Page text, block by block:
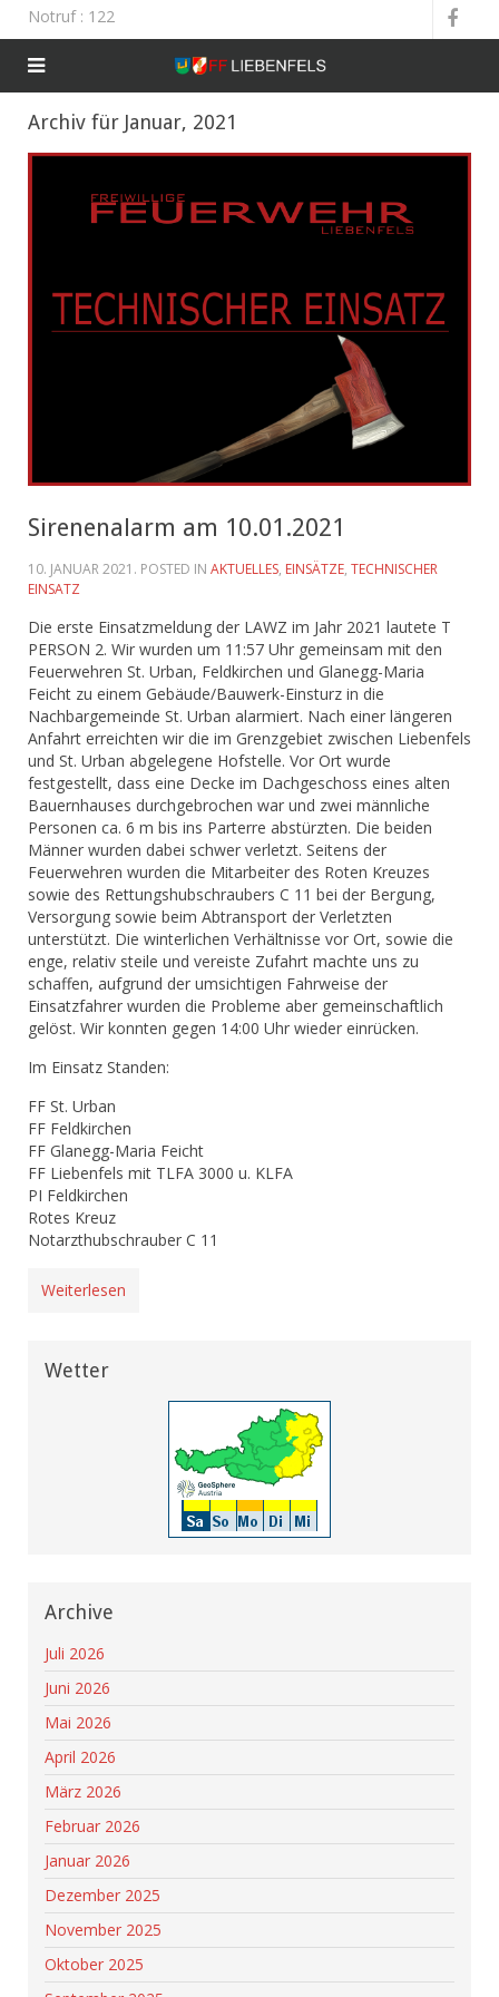
Notruf: 122
Archiv für Januar, 2021
Sirenenalarm am 10.01.2021
10. JANUAR 2021 . POSTED IN AKTUELLES, EINSÄTZE, TECHNISCHER
EINSATZ
Die erste Einsatzmeldung der LAWZ im Jahr 2021 lautete T
PERSON 2. Wir wurden um 11:57 Uhr gemeinsam mit den
Feuerwehren St. Urban, Feldkirchen und Glanegg-Maria
Feicht zu einem Gebäude/Bauwerk-Einsturz in die
Nachbargemeinde St. Urban alarmiert. Nach einer längeren
Anfahrt erreichten wir die im Grenzgebiet zwischen Liebenfels
und St. Urban abgelegene Hofstelle. Vor Ort wurde
festgestellt, dass eine Decke im Dachgeschoss eines alten
Bauernhauses durchgebrochen war und zwei männliche
Personen ca. 6 m bis ins Parterre abstürzten. Die beiden
Männer wurden dabei schwer verletzt. Seitens der
Feuerwehren wurden die Mitarbeiter des Roten Kreuzes
sowie des Rettungshubschraubers C 11 bei der Bergung,
Versorgung sowie beim Abtransport der Verletzten
unterstützt. Die winterlichen Verhältnisse vor Ort, sowie die
enge, relativ steile und vereiste Zufahrt machte uns zu
schaffen, aufgrund der umsichtigen Fahrweise der
Einsatzfahrer wurden die Probleme aber gemeinschaftlich
gelöst. Wir konnten gegen 14:00 Uhr wieder einrücken.
Im Einsatz Standen:
FF St. Urban
FF Feldkirchen
FF Glanegg-Maria Feicht
FF Liebenfels mit TLFA 3000 u. KLFA
PI Feldkirchen
Rotes Kreuz
Notarzthubschrauber C 11
Weiterlesen
Wetter
Archive
Juli 2026
Juni 2026
Mai 2026
April 2026
März 2026
Februar 2026
Januar 2026
Dezember 2025
November 2025
Oktober 2025